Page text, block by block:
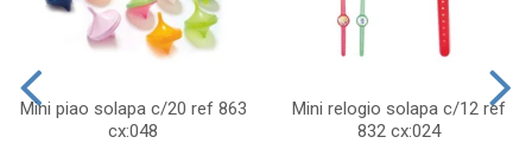
Mini piao solapa c/20 ref 863
cx:048
Mini relogio solapa c/12 ref
832 cx:024